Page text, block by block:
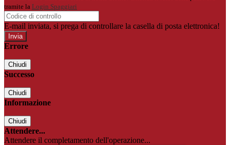
tramite la Login Spaggiari
E-mail inviata, si prega di controllare la casella di posta elettronica!
Errore
Chiudi
Successo
Chiudi
Informazione
Chiudi
Attendere...
Attendere il completamento dell'operazione...